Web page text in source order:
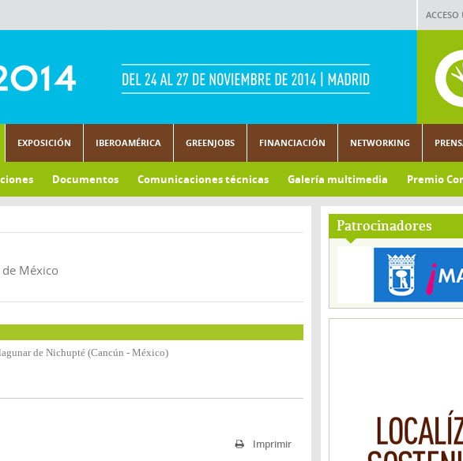
ACCESO
EXPOSICIÓN IBEROAMÉRICA GREENJOBS FINANCIACIÓN NETWORKING
Documentos Comunicaciones técnicas Galería multimedia Premio
Patrocinadores
México
de Nichupté (Cancún - México)
Imprimir